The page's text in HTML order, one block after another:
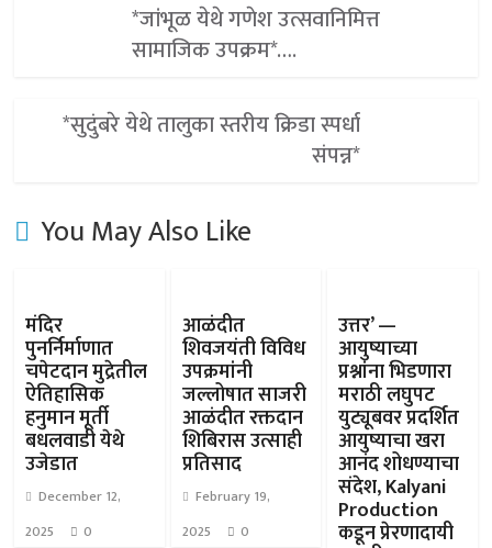
*जांभूळ येथे गणेश उत्सवानिमित्त
सामाजिक उपक्रम*….
*सुदुंबरे येथे तालुका स्तरीय क्रिडा स्पर्धा
संपन्न*
You May Also Like
मंदिर
पुनर्निर्माणात
चपेटदान मुद्रेतील
ऐतिहासिक
हनुमान मूर्ती
बधलवाडी येथे
उजेडात
December 12,
2025
0
आळंदीत
शिवजयंती विविध
उपक्रमांनी
जल्लोषात साजरी
आळंदीत रक्तदान
शिबिरास उत्साही
प्रतिसाद
February 19,
2025
0
उत्तर’ —
आयुष्याच्या
प्रश्नांना भिडणारा
मराठी लघुपट
युट्यूबवर प्रदर्शित
आयुष्याचा खरा
आनंद शोधण्याचा
संदेश, Kalyani
Production
कडून प्रेरणादायी